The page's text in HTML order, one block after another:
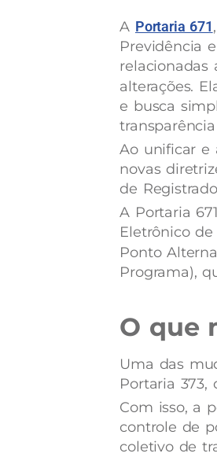
A Portaria 671
Previdência
relacionadas
alterações.
e busca
Ao unificar e
novas
de
A Portaria
Eletrônico
Ponto
Programa),
O que
Uma das
Portaria
Com isso, a
controle de
coletivo de